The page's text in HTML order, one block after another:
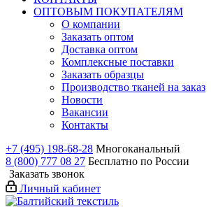
ОПТОВЫМ ПОКУПАТЕЛЯМ
О компании
Заказать оптом
Доставка оптом
Комплексные поставки
Заказать образцы
Производство тканей на заказ
Новости
Вакансии
Контакты
+7 (495) 198-68-28 Многоканальный
8 (800) 777 08 27 Бесплатно по России
Заказать звонок
Личный кабинет